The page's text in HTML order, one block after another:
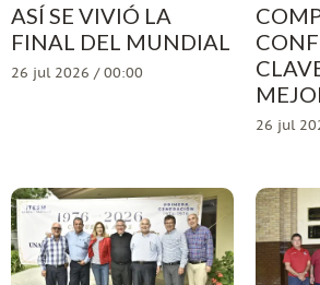
ASÍ SE VIVIÓ LA
FINAL DEL MUNDIAL
26 jul 2026 / 00:00
26 jul